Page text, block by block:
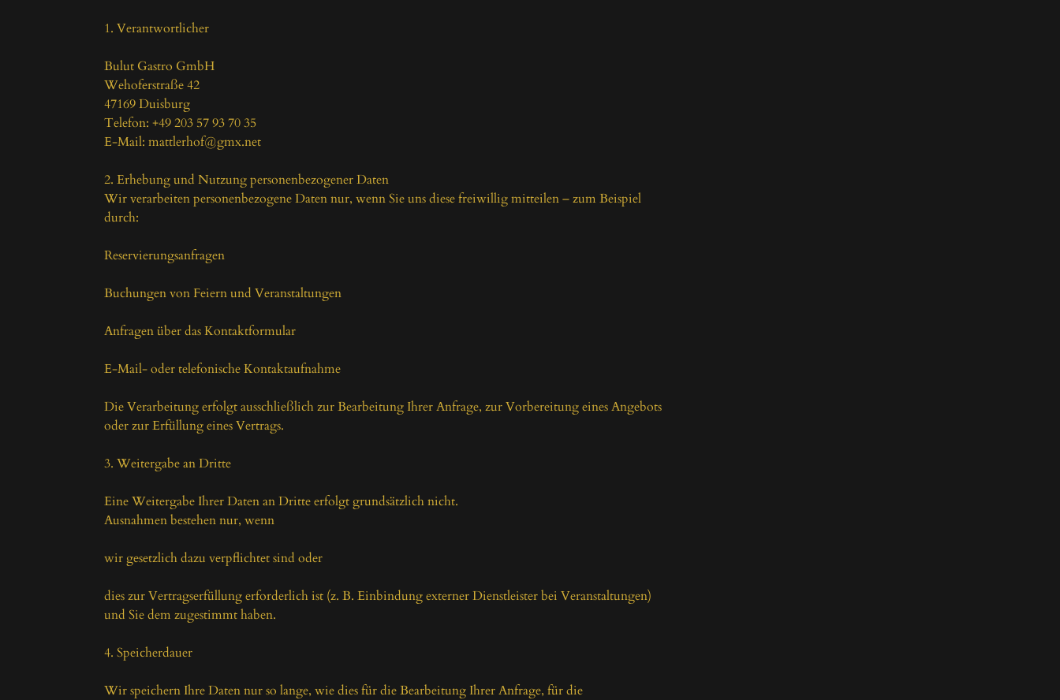
1. Verantwortlicher
Bulut Gastro GmbH
Wehoferstraße 42
47169 Duisburg
Telefon: +49 203 57 93 70 35
E-Mail: mattlerhof@gmx.net
2. Erhebung und Nutzung personenbezogener Daten
Wir verarbeiten personenbezogene Daten nur, wenn Sie uns diese freiwillig mitteilen – zum Beispiel
durch:
Reservierungsanfragen
Buchungen von Feiern und Veranstaltungen
Anfragen über das Kontaktformular
E-Mail- oder telefonische Kontaktaufnahme
Die Verarbeitung erfolgt ausschließlich zur Bearbeitung Ihrer Anfrage, zur Vorbereitung eines Angebots
oder zur Erfüllung eines Vertrags.
3. Weitergabe an Dritte
Eine Weitergabe Ihrer Daten an Dritte erfolgt grundsätzlich nicht.
Ausnahmen bestehen nur, wenn
wir gesetzlich dazu verpflichtet sind oder
dies zur Vertragserfüllung erforderlich ist (z. B. Einbindung externer Dienstleister bei Veranstaltungen)
und Sie dem zugestimmt haben.
4. Speicherdauer
Wir speichern Ihre Daten nur so lange, wie dies für die Bearbeitung Ihrer Anfrage, für die